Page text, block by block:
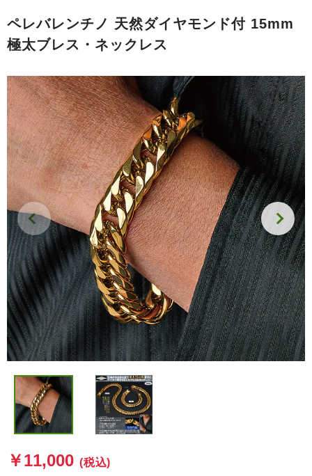
ペレバレンチノ 天然ダイヤモンド付 15mm
極太ブレス・ネックレス
￥11,000 (税込)